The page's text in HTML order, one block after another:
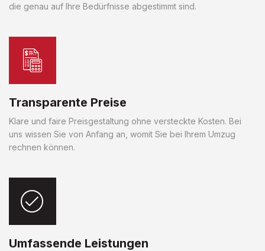
die genau auf Ihre Bedürfnisse abgestimmt sind.
Transparente Preise
Klare und faire Preisgestaltung ohne versteckte Kosten. Bei
uns wissen Sie von Anfang an, womit Sie bei Ihrem Umzug
rechnen können.
Umfassende Leistungen